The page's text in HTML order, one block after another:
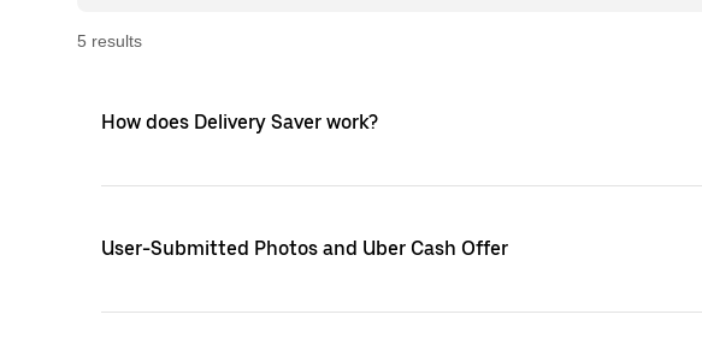
5 results
How does Delivery Saver work?
User-Submitted Photos and Uber Cash Offer